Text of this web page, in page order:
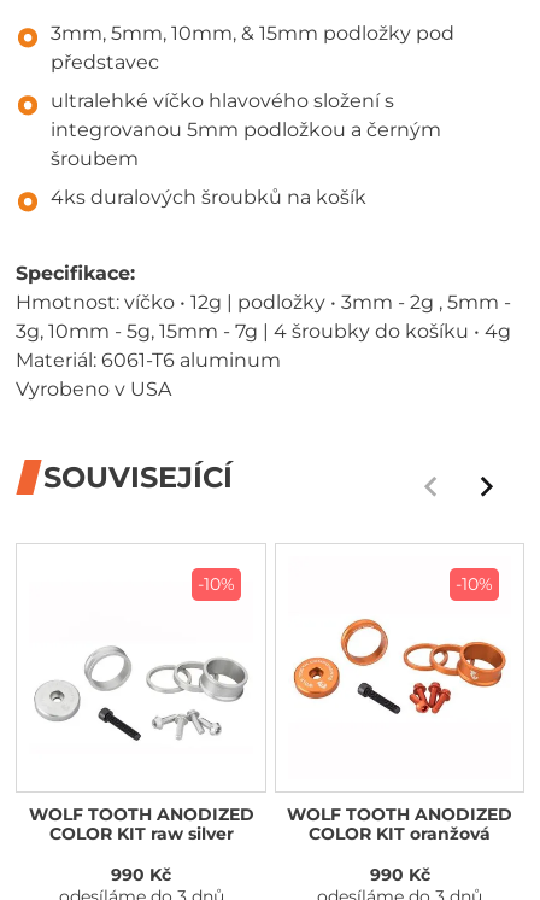
3mm, 5mm, 10mm, & 15mm podložky pod
představec
ultralehké víčko hlavového složení s
integrovanou 5mm podložkou a černým
šroubem
4ks duralových šroubků na košík
Specifikace:
Hmotnost: víčko • 12g | podložky • 3mm - 2g , 5mm -
3g, 10mm - 5g, 15mm - 7g | 4 šroubky do košíku • 4g
Materiál: 6061-T6 aluminum
Vyrobeno v USA
SOUVISEJÍCÍ
-10%
WOLF TOOTH ANODIZED
COLOR KIT raw silver
990 Kč
-10%
WOLF TOOTH ANODIZED
COLOR KIT oranžová
990 Kč